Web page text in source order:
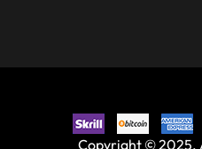
Copyright © 2025.